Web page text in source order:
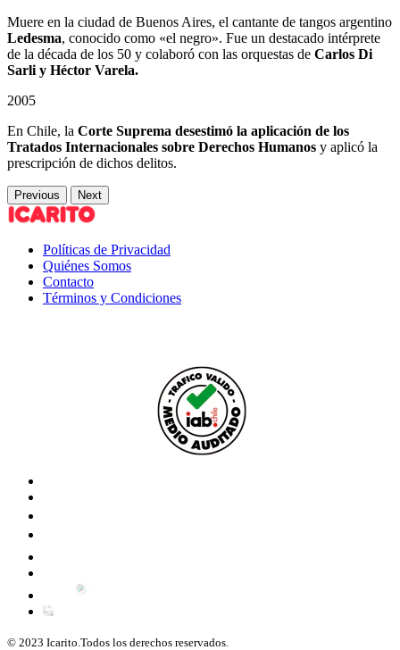
Muere en la ciudad de Buenos Aires, el cantante de tangos argentino
Ledesma, conocido como «el negro». Fue un destacado intérprete
de la década de los 50 y colaboró con las orquestas de Carlos Di
Sarli y Héctor Varela.
2005
En Chile, la Corte Suprema desestimó la aplicación de los
Tratados Internacionales sobre Derechos Humanos y aplicó la
prescripción de dichos delitos.
Previous Next
Políticas de Privacidad
Quiénes Somos
Contacto
Términos y Condiciones
© 2023 Icarito.Todos los derechos reservados.